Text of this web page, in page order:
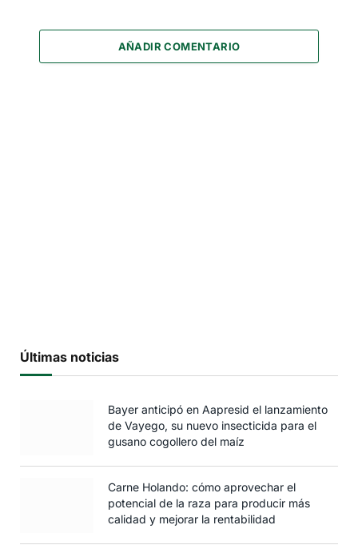
AÑADIR COMENTARIO
Últimas noticias
Bayer anticipó en Aapresid el lanzamiento
de Vayego, su nuevo insecticida para el
gusano cogollero del maíz
Carne Holando: cómo aprovechar el
potencial de la raza para producir más
calidad y mejorar la rentabilidad